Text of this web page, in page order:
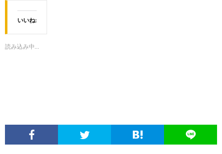
いいね:
読み込み中…